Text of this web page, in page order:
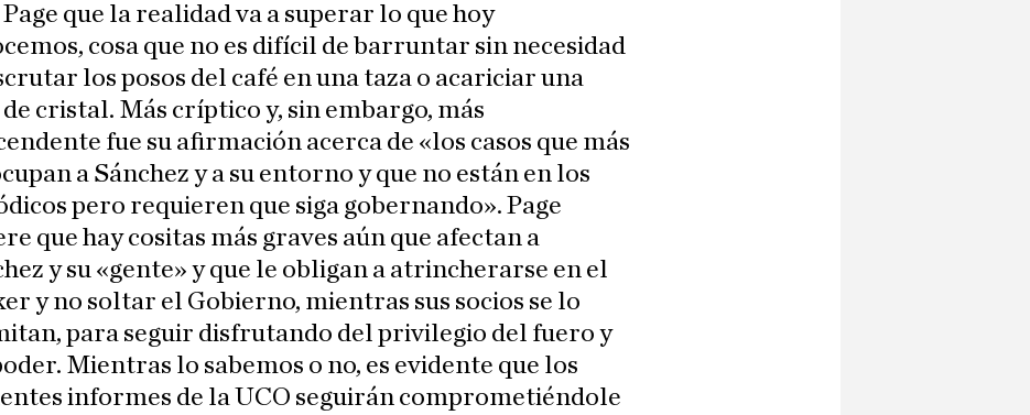
que la realidad va a superar lo que hoy
cosa que no es difícil de barruntar sin necesidad
los posos del café en una taza o acariciar una
cristal. Más críptico y, sin embargo, más
fue su afirmación acerca de «los casos que más
a Sánchez y a su entorno y que no están en los
pero requieren que siga gobernando». Page
que hay cositas más graves aún que afectan a
y su «gente» y que le obligan a atrincherarse en el
y no soltar el Gobierno, mientras sus socios se lo
para seguir disfrutando del privilegio del fuero y
Mientras lo sabemos o no, es evidente que los
informes de la UCO seguirán comprometiéndole